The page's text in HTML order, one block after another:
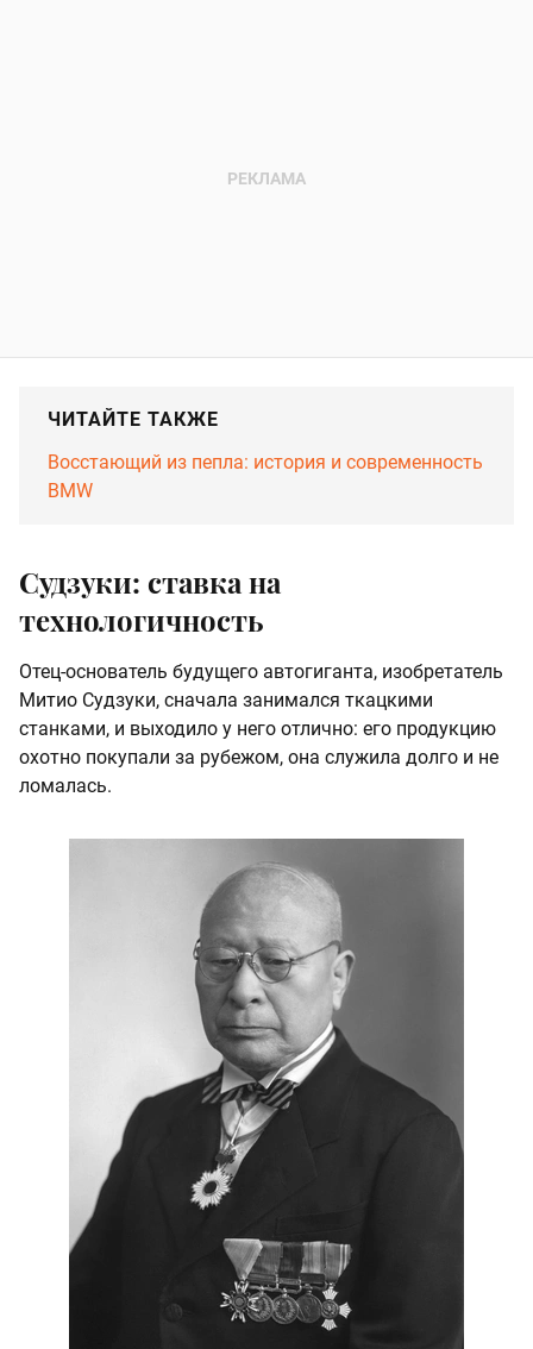
ЧИТАЙТЕ ТАКЖЕ
Восстающий из пепла: история и современность
BMW
Судзуки: ставка на
технологичность
Отец-основатель будущего автогиганта, изобретатель
Митио Судзуки, сначала занимался ткацкими
станками, и выходило у него отлично: его продукцию
охотно покупали за рубежом, она служила долго и не
ломалась.